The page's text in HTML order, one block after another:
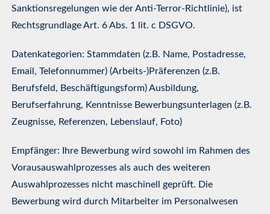
Sanktionsregelungen wie der Anti-Terror-Richtlinie), ist
Rechtsgrundlage Art. 6 Abs. 1 lit. c DSGVO.
Datenkategorien: Stammdaten (z.B. Name, Postadresse,
Email, Telefonnummer) (Arbeits-)Präferenzen (z.B.
Berufsfeld, Beschäftigungsform) Ausbildung,
Berufserfahrung, Kenntnisse Bewerbungsunterlagen (z.B.
Zeugnisse, Referenzen, Lebenslauf, Foto)
Empfänger: Ihre Bewerbung wird sowohl im Rahmen des
Vorausauswahlprozesses als auch des weiteren
Auswahlprozesses nicht maschinell geprüft. Die
Bewerbung wird durch Mitarbeiter im Personalwesen